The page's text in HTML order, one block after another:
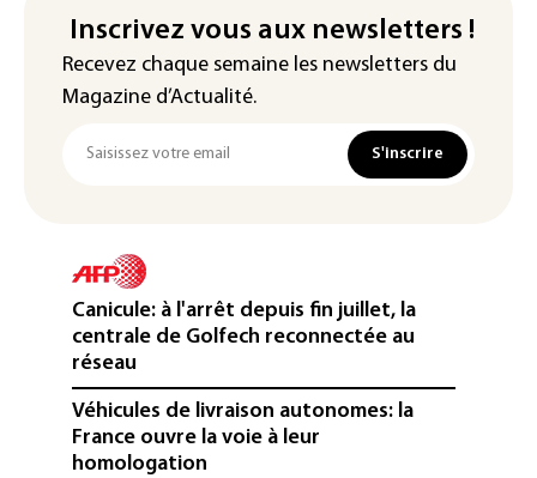
Inscrivez vous aux newsletters !
Recevez chaque semaine les newsletters du
Magazine d’Actualité.
S'inscrire
Canicule: à l'arrêt depuis fin juillet, la
centrale de Golfech reconnectée au
réseau
Véhicules de livraison autonomes: la
France ouvre la voie à leur
homologation